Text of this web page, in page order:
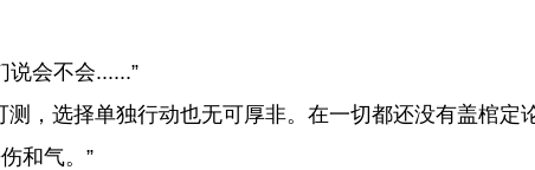
会不会......”
，选择单独行动也无可厚非。在一切都还没有盖棺定
和气。”